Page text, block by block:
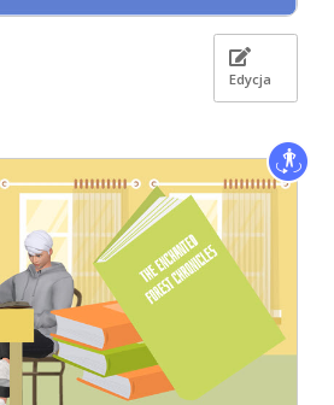
Edycja